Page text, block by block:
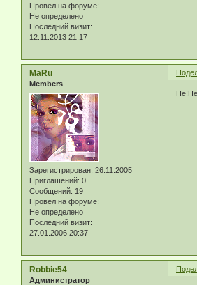
Провел на форуме:
Не определено
Последний визит:
12.11.2013 21:17
MaRu
Members
Зарегистрирован: 26.11.2005
Приглашений: 0
Сообщений: 19
Провел на форуме:
Не определено
Последний визит:
27.01.2006 20:37
Robbie54
Администратор